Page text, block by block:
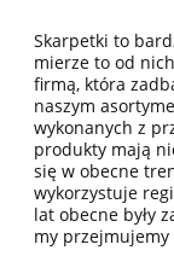
Skarpetki to
mierze to od
firmą, która
naszym
wykonanych z
produkty mają
się w obecne
wykorzystuje
lat obecne były
my przejmujemy